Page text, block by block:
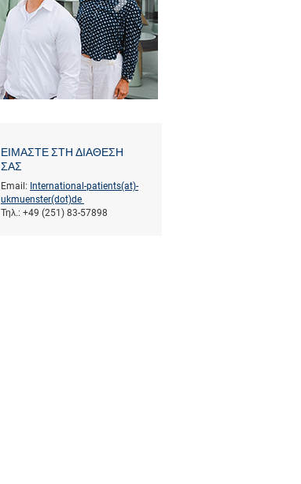
ΕΙΜΑΣΤΕ ΣΤΗ ΔΙΑΘΕΣΗ
ΣΑΣ
Email: International-patients(at)­
ukmuenster(dot)­de
Τηλ.: +49 (251) 83-57898